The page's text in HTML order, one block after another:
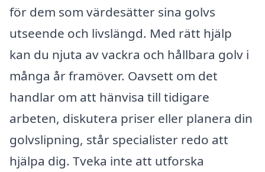
för dem som värdesätter sina golvs
utseende och livslängd. Med rätt hjälp
kan du njuta av vackra och hållbara golv i
många år framöver. Oavsett om det
handlar om att hänvisa till tidigare
arbeten, diskutera priser eller planera din
golvslipning, står specialister redo att
hjälpa dig. Tveka inte att utforska